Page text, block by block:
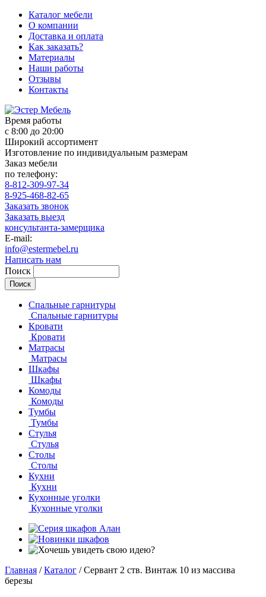
Каталог мебели
О компании
Доставка и оплата
Как заказать?
Материалы
Наши работы
Отзывы
Контакты
Время работы
с 8:00 до 20:00
Широкий ассортимент
Изготовление по индивидуальным размерам
Заказ мебели
по телефону:
8-812-309-97-34
8-925-468-82-65
Заказать звонок
Заказать выезд
консультанта-замерщика
E-mail:
info@estermebel.ru
Написать нам
Поиск
Спальные гарнитуры
Спальные гарнитуры
Кровати
Кровати
Матрасы
Матрасы
Шкафы
Шкафы
Комоды
Комоды
Тумбы
Тумбы
Стулья
Стулья
Столы
Столы
Кухни
Кухни
Кухонные уголки
Кухонные уголки
Главная / Каталог / Сервант 2 ств. Винтаж 10 из массива
березы